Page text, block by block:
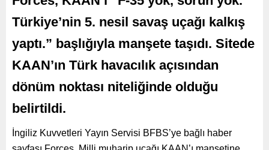
Türkiye’nin 5. nesil savaş uçağı kalkış
yaptı.” başlığıyla manşete taşıdı. Sitede
KAAN’ın Türk havacılık açısından
dönüm noktası niteliğinde olduğu
belirtildi.
İngiliz Kuvvetleri Yayın Servisi BFBS’ye bağlı haber